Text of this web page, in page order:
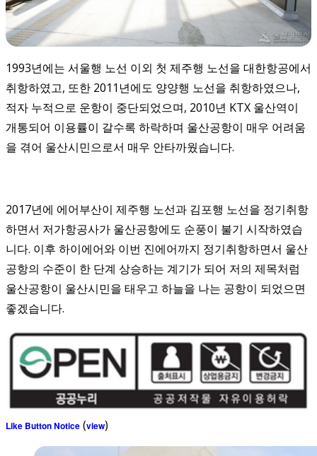
1993년에는 서울행 노선 이외 첫 제주행 노선을 대한항공에서
취항하였고, 또한 2011년에도 양양행 노선을 취항하였으나,
적자 누적으로 운항이 중단되었으며, 2010년 KTX 울산역이
개통되어 이용률이 갈수록 하락하며 울산공항이 매우 어려움
을 겪어 울산시민으로서 매우 안타까웠습니다.
2017년에 에어부산이 제주행 노선과 김포행 노선을 정기취항
하면서 저가항공사가 울산공항에도 순풍이 불기 시작하였습
니다. 이후 하이에어와 이번 진에어까지 정기취항하면서 울산
공항의 수준이 한 단계 상승하는 계기가 되어 저의 제목처럼
울산공항이 울산시민을 태우고 하늘을 나는 공항이 되었으면
좋겠습니다.
Like Button Notice (view)